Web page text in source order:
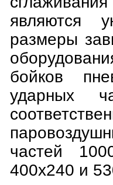
являются
размеры
бойков
ударных
частей
400x240 и